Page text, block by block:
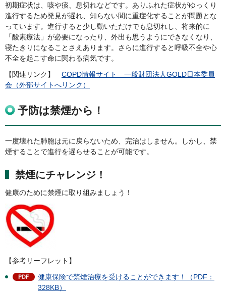
初期症状は、咳や痰、息切れなどです。ありふれた症状がゆっくり
進行するため発見が遅れ、知らない間に重症化することが問題とな
っています。進行すると少し動いただけでも息切れし、将来的に
「酸素療法」が必要になったり、外出も思うようにできなくなり、
寝たきりになることさえあります。さらに進行すると呼吸不全や心
不全を起こす命に関わる病気です。
【関連リンク】 COPD情報サイト 一般財団法人GOLD日本委員
会 （外部サイトへリンク）
予防は禁煙から！
一度壊れた肺胞は元に戻らないため、完治はしません。しかし、禁
煙することで進行を遅らせることが可能です。
禁煙にチャレンジ！
健康のために禁煙に取り組みましょう！
【参考リーフレット】
健康保険で禁煙治療を受けることができます！（PDF：
328KB）